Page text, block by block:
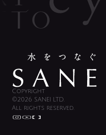
Copyright
©2026 SANEI LTD.
All rights reserved.